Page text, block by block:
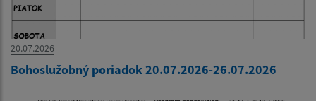
20.07.2026
Bohoslužobný poriadok 20.07.2026-26.07.2026